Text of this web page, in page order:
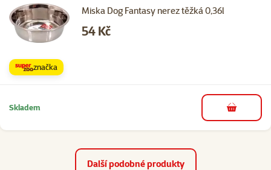
Miska Dog Fantasy nerez těžká 0,36l
Cena
54 Kč
značka
Skladem do košíku
Další podobné produkty